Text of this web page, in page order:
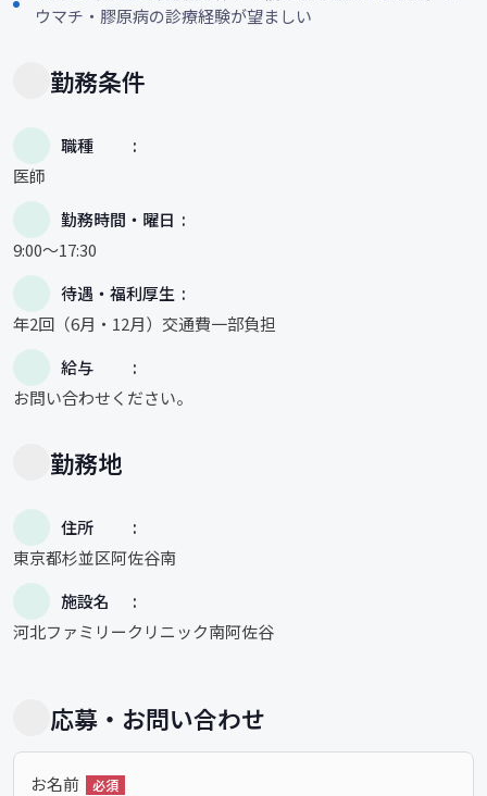
ウマチ・膠原病の診療経験が望ましい
勤務条件
職種
医師
勤務時間・曜日
9:00～17:30
待遇・福利厚生
年2回（6月・12月）交通費一部負担
給与
お問い合わせください。
勤務地
住所
東京都杉並区阿佐谷南
施設名
河北ファミリークリニック南阿佐谷
応募・お問い合わせ
お名前 必須